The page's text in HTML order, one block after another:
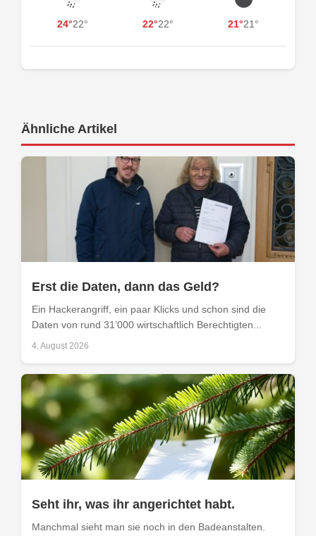
24°22° 22°22° 21°21°
Ähnliche Artikel
Erst die Daten, dann das Geld?
Ein Hackerangriff, ein paar Klicks und schon sind die
Daten von rund 31’000 wirtschaftlich Berechtigten...
4. August 2026
Seht ihr, was ihr angerichtet habt.
Manchmal sieht man sie noch in den Badeanstalten.